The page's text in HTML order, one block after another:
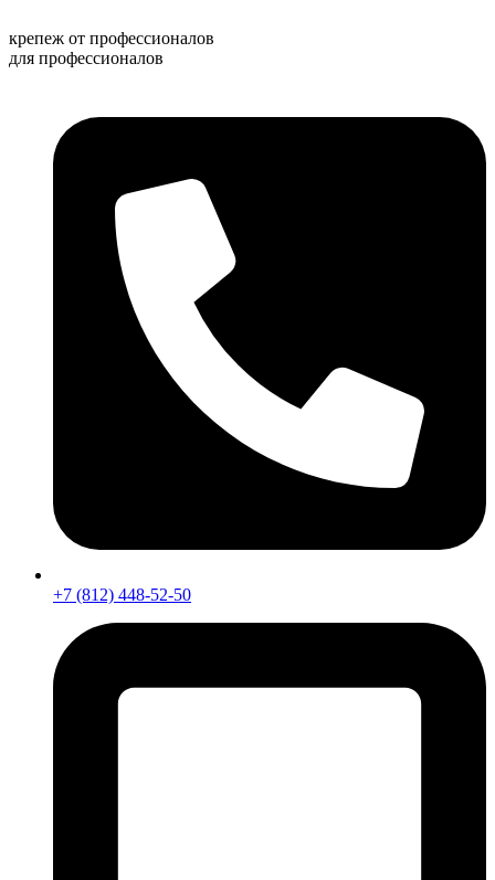
к
содержимому
крепеж от профессионалов
для профессионалов
+7 (812) 448-52-50